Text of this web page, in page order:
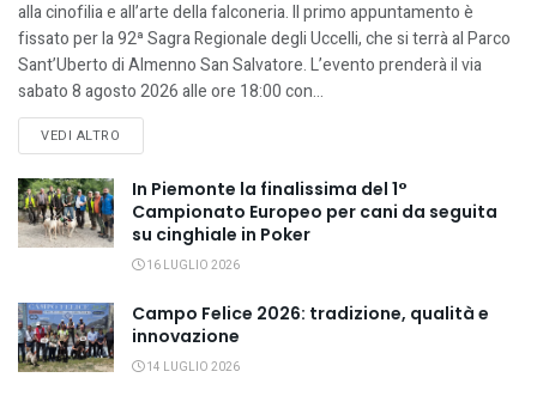
alla cinofilia e all’arte della falconeria. Il primo appuntamento è
fissato per la 92ª Sagra Regionale degli Uccelli, che si terrà al Parco
Sant’Uberto di Almenno San Salvatore. L’evento prenderà il via
sabato 8 agosto 2026 alle ore 18:00 con...
VEDI ALTRO
In Piemonte la finalissima del 1°
Campionato Europeo per cani da seguita
su cinghiale in Poker
16 LUGLIO 2026
Campo Felice 2026: tradizione, qualità e
innovazione
14 LUGLIO 2026